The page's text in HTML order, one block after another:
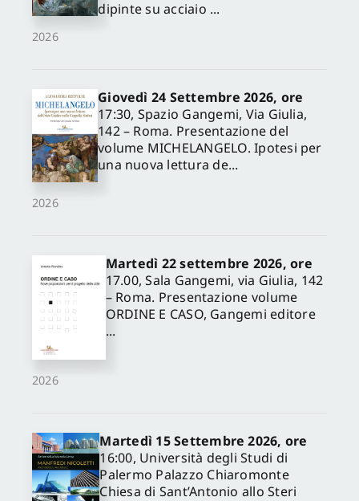
2026
dipinte su acciaio ...
2026
Giovedì 24 Settembre 2026, ore
17:30, Spazio Gangemi, Via Giulia,
142 – Roma. Presentazione del
volume MICHELANGELO. Ipotesi per
una nuova lettura de...
2026
Martedì 22 settembre 2026, ore
17.00, Sala Gangemi, via Giulia, 142
– Roma. Presentazione volume
ORDINE E CASO, Gangemi editore
...
Martedì 15 Settembre 2026, ore
16:00, Università degli Studi di
Palermo Palazzo Chiaromonte
Chiesa di Sant’Antonio allo Steri